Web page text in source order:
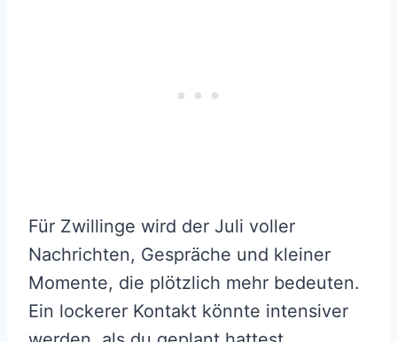
Für Zwillinge wird der Juli voller
Nachrichten, Gespräche und kleiner
Momente, die plötzlich mehr bedeuten.
Ein lockerer Kontakt könnte intensiver